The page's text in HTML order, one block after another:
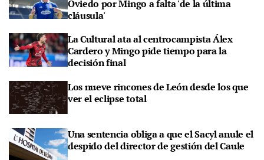
Oviedo por Mingo a falta 'de la última
cláusula'
La Cultural ata al centrocampista Álex
Cardero y Mingo pide tiempo para la
decisión final
Los nueve rincones de León desde los que
ver el eclipse total
Una sentencia obliga a que el Sacyl anule el
despido del director de gestión del Caule